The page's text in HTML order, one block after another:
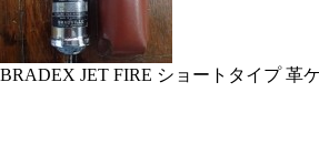
BRADEX JET FIRE ショートタイプ 革